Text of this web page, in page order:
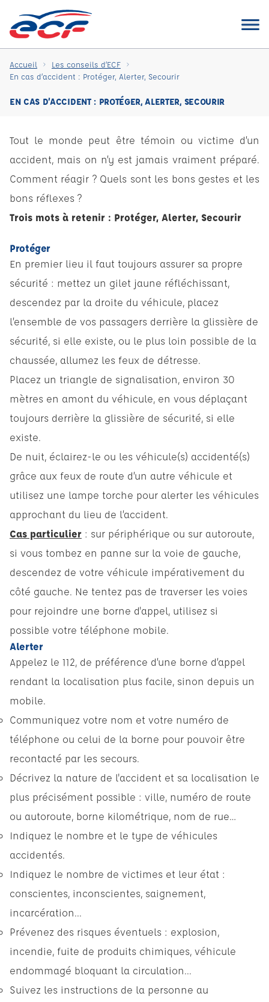
Accueil
Les conseils d’ECF
En cas d’accident : Protéger, Alerter, Secourir
EN CAS D’ACCIDENT : PROTÉGER, ALERTER, SECOURIR
Tout le monde peut être témoin ou victime d’un
accident, mais on n’y est jamais vraiment préparé.
Comment réagir ? Quels sont les bons gestes et les
bons réflexes ?
Trois mots à retenir : Protéger, Alerter, Secourir
Protéger
En premier lieu il faut toujours assurer sa propre
sécurité : mettez un gilet jaune réfléchissant,
descendez par la droite du véhicule, placez
l’ensemble de vos passagers derrière la glissière de
sécurité, si elle existe, ou le plus loin possible de la
chaussée, allumez les feux de détresse.
Placez un triangle de signalisation, environ 30
mètres en amont du véhicule, en vous déplaçant
toujours derrière la glissière de sécurité, si elle
existe.
De nuit, éclairez-le ou les véhicule(s) accidenté(s)
grâce aux feux de route d’un autre véhicule et
utilisez une lampe torche pour alerter les véhicules
approchant du lieu de l’accident.
Cas particulier : sur périphérique ou sur autoroute,
si vous tombez en panne sur la voie de gauche,
descendez de votre véhicule impérativement du
côté gauche. Ne tentez pas de traverser les voies
pour rejoindre une borne d'appel, utilisez si
possible votre téléphone mobile.
Alerter
Appelez le 112, de préférence d’une borne d’appel
rendant la localisation plus facile, sinon depuis un
mobile.
Communiquez votre nom et votre numéro de
téléphone ou celui de la borne pour pouvoir être
recontacté par les secours.
Décrivez la nature de l'accident et sa localisation le
plus précisément possible : ville, numéro de route
ou autoroute, borne kilométrique, nom de rue…
Indiquez le nombre et le type de véhicules
accidentés.
Indiquez le nombre de victimes et leur état :
conscientes, inconscientes, saignement,
incarcération...
Prévenez des risques éventuels : explosion,
incendie, fuite de produits chimiques, véhicule
endommagé bloquant la circulation...
Suivez les instructions de la personne au